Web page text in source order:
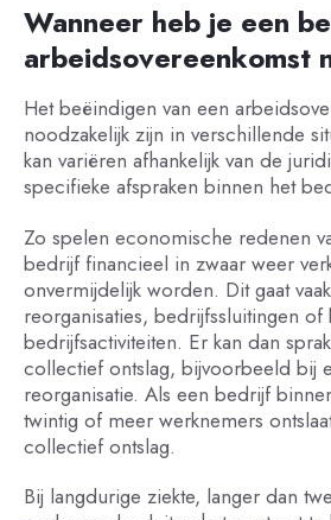
Wanneer heb je een
arbeidsovereenkomst
Het beëindigen van een
noodzakelijk zijn in verschillende
kan variëren afhankelijk van de
specifieke afspraken binnen het
Zo spelen economische redenen
bedrijf financieel in zwaar weer
onvermijdelijk worden. Dit gaat
reorganisaties, bedrijfssluitingen of
bedrijfsactiviteiten. Er kan dan
collectief ontslag, bijvoorbeeld bij
reorganisatie. Als een bedrijf
twintig of meer werknemers
collectief ontslag.
Bij langdurige ziekte, langer dan